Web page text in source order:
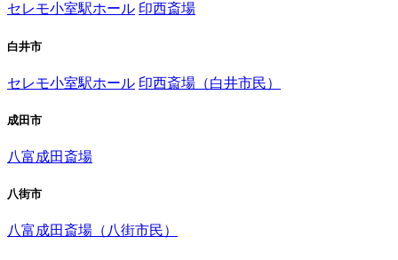
セレモ小室駅ホール 印西斎場
白井市
セレモ小室駅ホール 印西斎場（白井市民）
成田市
八富成田斎場
八街市
八富成田斎場（八街市民）